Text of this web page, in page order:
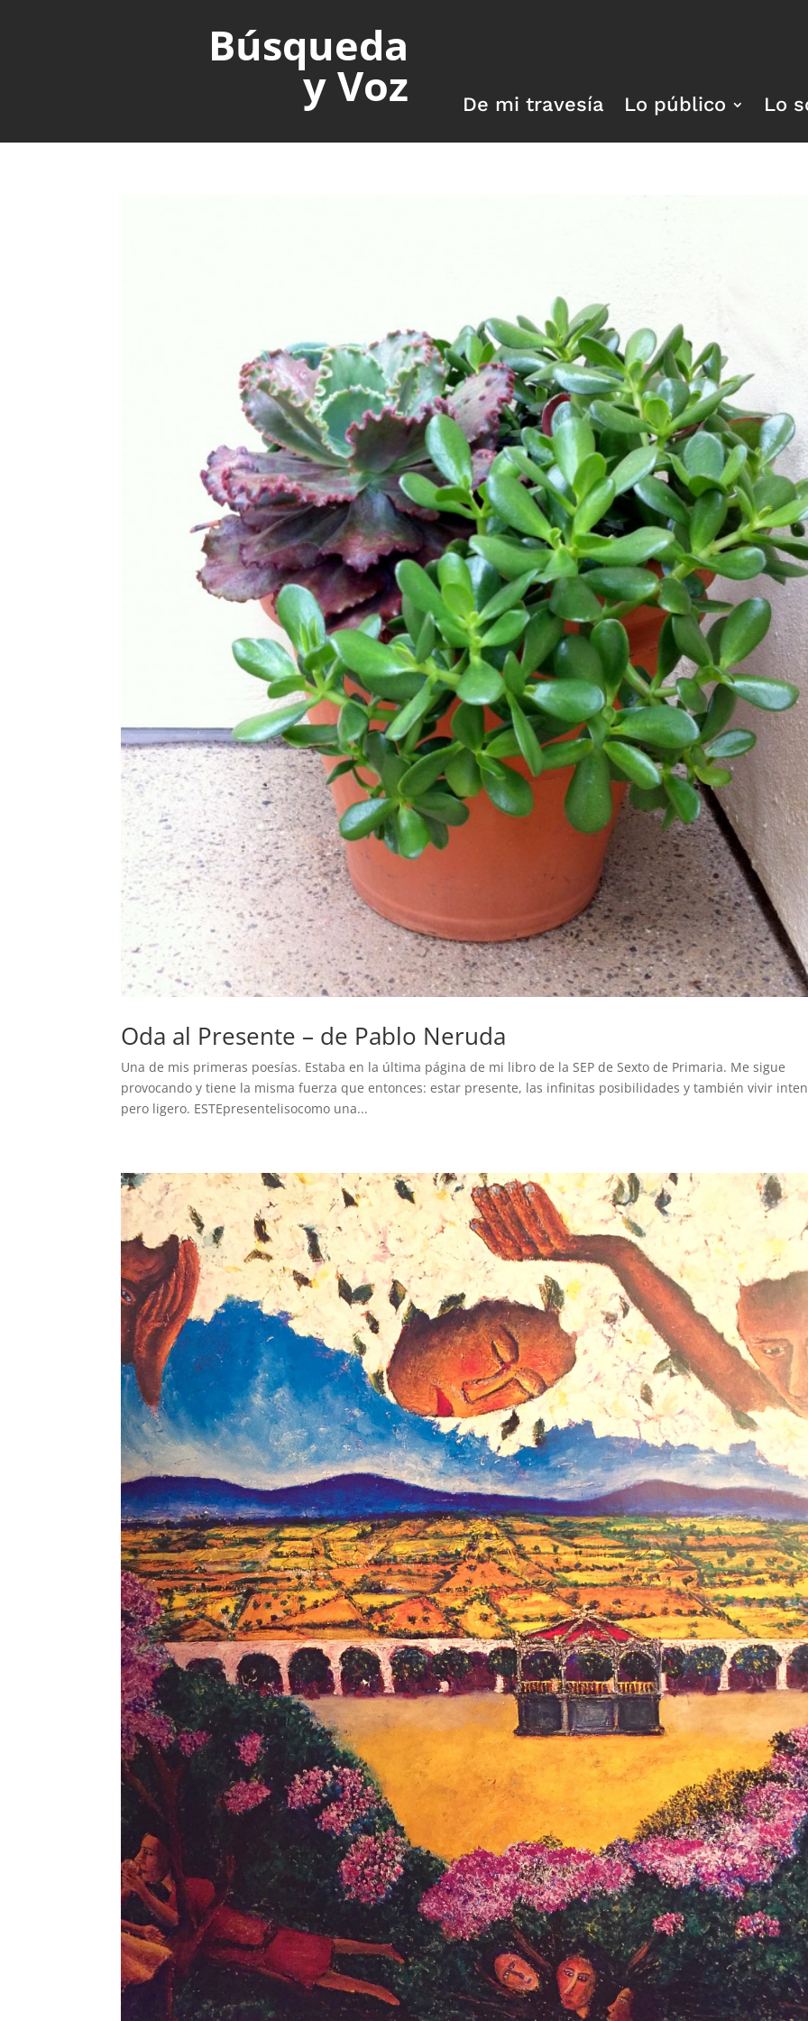
Búsqueda
y Voz De mi travesía Lo público Lo
Oda al Presente – de Pablo Neruda
Una de mis primeras poesías. Estaba en la última página de mi libro de la SEP de Sexto de Primaria. Me sigue
provocando y tiene la misma fuerza que entonces: estar presente, las infinitas posibilidades y también vivir
pero ligero. ESTEpresentelisocomo una...